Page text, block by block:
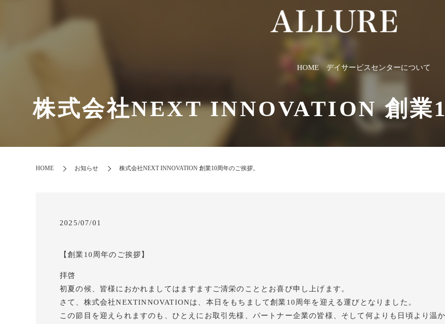
HOME デイサービスセンターについて
株式会社NEXT INNOVATION 創業
HOME お知らせ 株式会社NEXT INNOVATION 創業10周年のご挨拶。
2025/07/01
【創業10周年のご挨拶】
拝啓
初夏の候、皆様におかれましてはますますご清栄のこととお喜び申し上げます。
さて、株式会社NEXTINNOVATIONは、本日をもちまして創業10周年を迎える運びとなりました。
この節目を迎えられますのも、ひとえにお取引先様、パートナー企業の皆様、そして何よりも日頃より温